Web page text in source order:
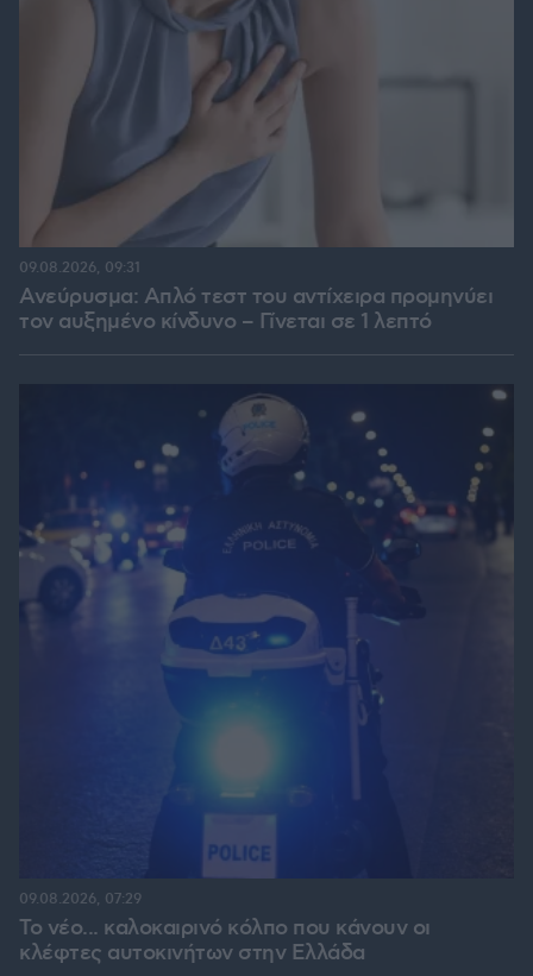
Ανεύρυσμα: Απλό τεστ του αντίχειρα προμηνύει
τον αυξημένο κίνδυνο – Γίνεται σε 1 λεπτό
09.08.2026, 09:31
Το νέο... καλοκαιρινό κόλπο που κάνουν οι
κλέφτες αυτοκινήτων στην Ελλάδα
09.08.2026, 07:29